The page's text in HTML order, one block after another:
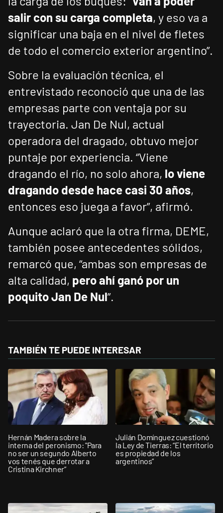
salir con su carga completa, y eso va a
significar una baja en el nivel de fletes
de todo el comercio exterior argentino”.
Sobre la evaluación técnica, el
entrevistado reconoció que una de las
empresas parte con ventaja por su
trayectoria. Jan De Nul, actual
operadora del dragado, obtuvo mejor
puntaje por experiencia. “Viene
dragando el río, no solo ahora, lo viene
dragando desde hace casi 30 años,
entonces eso juega a favor”, afirmó.
Aunque aclaró que la otra firma, DEME,
también posee antecedentes sólidos,
remarcó que, “ambas son empresas de
alta calidad, pero ahí ganó por un
poquito Jan De Nul”.
TAMBIÉN TE PUEDE INTERESAR
Hernán Madera sobre la
interna del peronismo: "Para
no ser un segundo Alberto
vos tenés que derrotar a
Cristina Kirchner”
Julián Domínguez cuestionó
la Ley de Tierras: “El territorio
es propiedad de los
argentinos”